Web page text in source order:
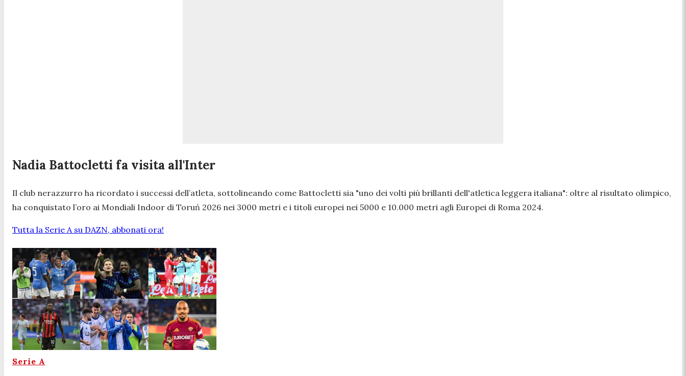
Nadia Battocletti fa visita all'Inter
Il club nerazzurro ha ricordato i successi dell’atleta, sottolineando come Battocletti sia "uno dei volti più brillanti dell'atletica leggera italiana": oltre al risultato olimpico,
ha conquistato l’oro ai Mondiali Indoor di Toruń 2026 nei 3000 metri e i titoli europei nei 5000 e 10.000 metri agli Europei di Roma 2024.
Tutta la Serie A su DAZN, abbonati ora!
Serie A